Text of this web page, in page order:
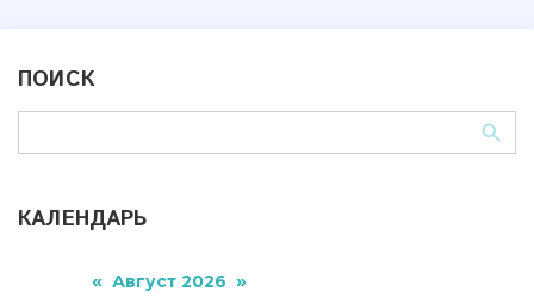
ПОИСК
КАЛЕНДАРЬ
« Август 2026 »